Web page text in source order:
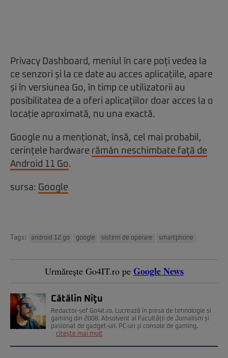
Privacy Dashboard, meniul în care poți vedea la
ce senzori și la ce date au acces aplicațiile, apare
și în versiunea Go, în timp ce utilizatorii au
posibilitatea de a oferi aplicațiilor doar acces la o
locație aproximată, nu una exactă.
Google nu a menționat, însă, cel mai probabil,
cerințele hardware rămân neschimbate față de
Android 11 Go.
sursa: Google
Tags: android 12 go google sistem de operare smartphone
Urmărește Go4IT.ro pe Google News
Cătălin Niţu
Redactor-șef Go4it.ro. Lucrează în presa de tehnologie și
gaming din 2008. Absolvent al Facultății de Jurnalism și
pasionat de gadget-uri, PC-uri și console de gaming.
citește mai mult